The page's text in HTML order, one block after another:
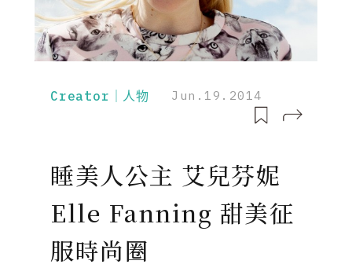
Creator｜人物 Jun.19.2014
睡美人公主 艾兒芬妮
Elle Fanning 甜美征
服時尚圈